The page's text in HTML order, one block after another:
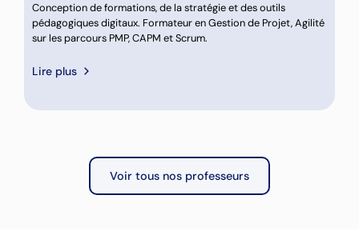
Conception de formations, de la stratégie et des outils
pédagogiques digitaux. Formateur en Gestion de Projet, Agilité
sur les parcours PMP, CAPM et Scrum.
Lire plus
Voir tous nos professeurs